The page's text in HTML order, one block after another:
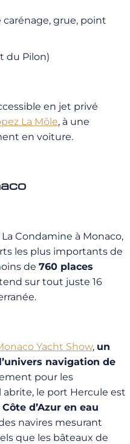
carénage, grue, point
du Pilon)
en jet privé
La Môle, à une
en voiture.
Condamine à Monaco,
les plus importants de
de 760 places
sur tout juste 16
Yacht Show, un
navigation de
pour les
abrite, le port Hercule est
d’Azur en eau
navires mesurant
que les bâteaux de